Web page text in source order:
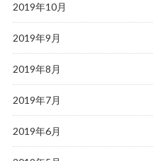
2019年10月
2019年9月
2019年8月
2019年7月
2019年6月